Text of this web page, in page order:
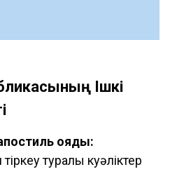
Ішкі
қояды:
туралы куәліктер